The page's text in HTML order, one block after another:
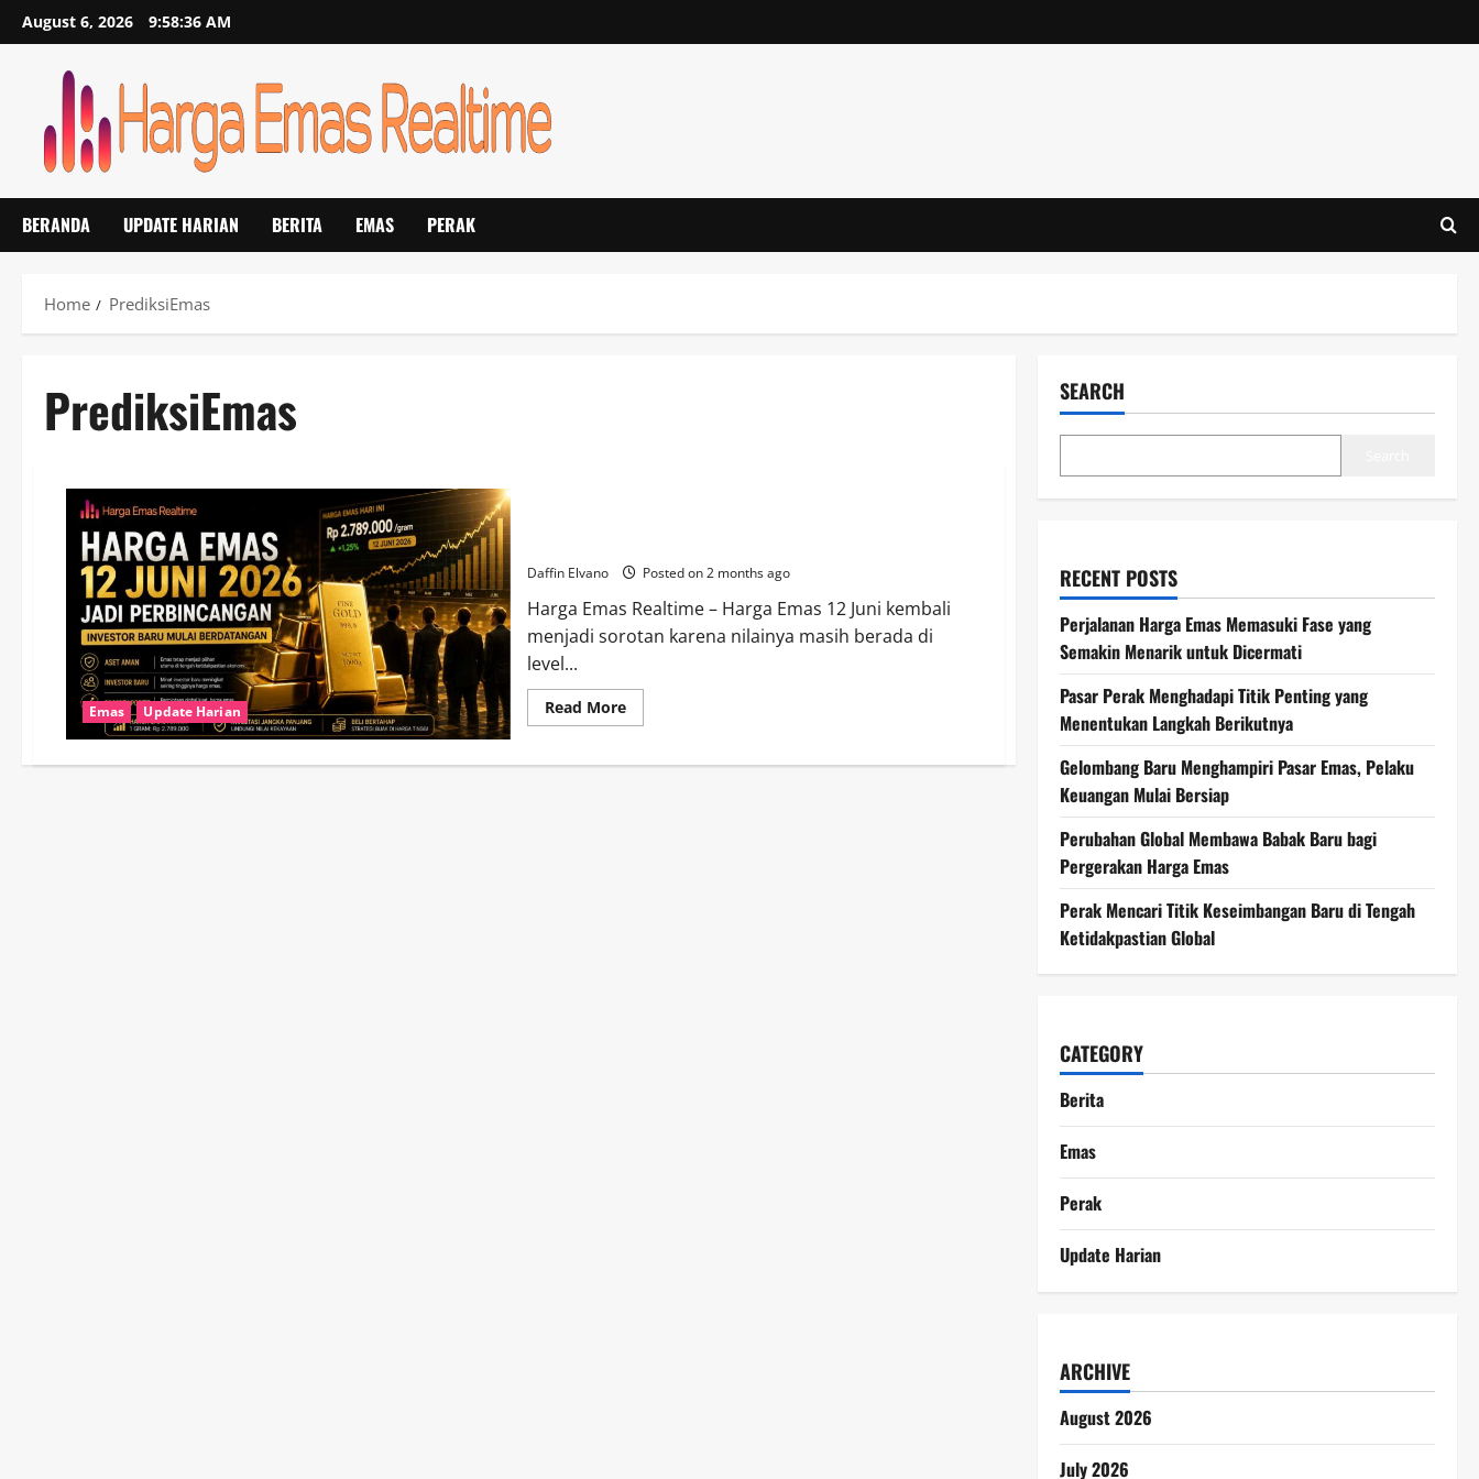
Skip
to
August 6, 2026 9:58:36 AM
BERANDA UPDATE HARIAN BERITA EMAS PERAK
Home PrediksiEmas
PrediksiEmas
Emas Update Harian
Daffin Elvano Posted on 2 months ago
Harga Emas Realtime – Harga Emas 12 Juni kembali
menjadi sorotan karena nilainya masih berada di
level...
Read MoreRead
more
Emas
SEARCH
RECENT POSTS
Perjalanan Harga Emas Memasuki Fase yang
Semakin Menarik untuk Dicermati
Pasar Perak Menghadapi Titik Penting yang
Menentukan Langkah Berikutnya
Gelombang Baru Menghampiri Pasar Emas, Pelaku
Keuangan Mulai Bersiap
Perubahan Global Membawa Babak Baru bagi
Pergerakan Harga Emas
Perak Mencari Titik Keseimbangan Baru di Tengah
Ketidakpastian Global
CATEGORY
Berita
Emas
Perak
Update Harian
ARCHIVE
August 2026
July 2026